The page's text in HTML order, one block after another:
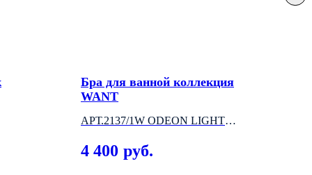
Бра для ванной коллекция
WANT
АРТ.2137/1W ODEON LIGHT
(ИТАЛИЯ)
4 400 руб.